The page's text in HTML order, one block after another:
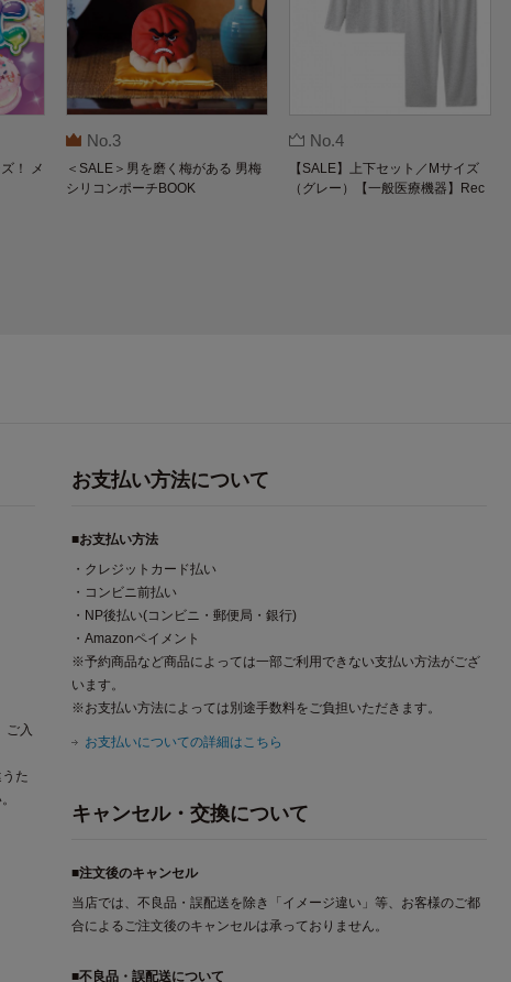
！ メ
No.3
＜SALE＞男を磨く梅がある 男梅
シリコンポーチBOOK
No.4
【SALE】上下セット／Mサイズ
（グレー）【一般医療機器】Rec
ご入
た
お支払い方法について
■お支払い方法
・クレジットカード払い
・コンビニ前払い
・NP後払い(コンビニ・郵便局・銀行)
・Amazonペイメント
※予約商品など商品によっては一部ご利用できない支払い方法がござ
います。
※お支払い方法によっては別途手数料をご負担いただきます。
お支払いについての詳細はこちら
キャンセル・交換について
■注文後のキャンセル
当店では、不良品・誤配送を除き「イメージ違い」等、お客様のご都
合によるご注文後のキャンセルは承っておりません。
■不良品・誤配送について